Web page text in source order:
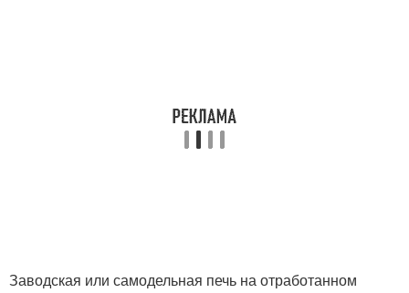
Заводская или самодельная печь на отработанном